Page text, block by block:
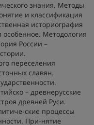
знания. Методы
и классификация
историография
Методология
России –
переселения
славян.
– древнерусские
древней Руси.
ские процессы
При-нятие